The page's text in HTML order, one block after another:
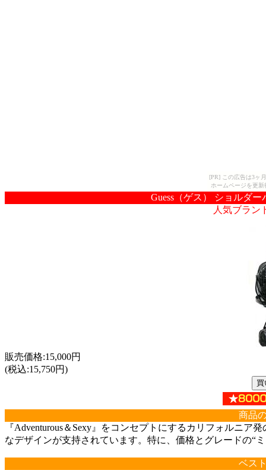
[PR] この広告は3ヶ
ホームページを更
Guess（ゲス） ショルダ
人気ブラン
販売価格:15,000円
(税込:15,750円)
商品
『Adventurous＆Sexy』をコンセプトにするカリフォルニ
なデザインが支持されています。特に、価格とグレードの“
ベス